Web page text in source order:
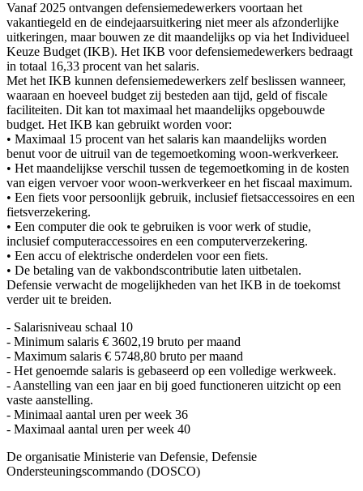
Vanaf 2025 ontvangen defensiemedewerkers voortaan het
vakantiegeld en de eindejaarsuitkering niet meer als afzonderlijke
uitkeringen, maar bouwen ze dit maandelijks op via het Individueel
Keuze Budget (IKB). Het IKB voor defensiemedewerkers bedraagt
in totaal 16,33 procent van het salaris.
Met het IKB kunnen defensiemedewerkers zelf beslissen wanneer,
waaraan en hoeveel budget zij besteden aan tijd, geld of fiscale
faciliteiten. Dit kan tot maximaal het maandelijks opgebouwde
budget. Het IKB kan gebruikt worden voor:
• Maximaal 15 procent van het salaris kan maandelijks worden
benut voor de uitruil van de tegemoetkoming woon-werkverkeer.
• Het maandelijkse verschil tussen de tegemoetkoming in de kosten
van eigen vervoer voor woon-werkverkeer en het fiscaal maximum.
• Een fiets voor persoonlijk gebruik, inclusief fietsaccessoires en een
fietsverzekering.
• Een computer die ook te gebruiken is voor werk of studie,
inclusief computeraccessoires en een computerverzekering.
• Een accu of elektrische onderdelen voor een fiets.
• De betaling van de vakbondscontributie laten uitbetalen.
Defensie verwacht de mogelijkheden van het IKB in de toekomst
verder uit te breiden.
- Salarisniveau schaal 10
- Minimum salaris € 3602,19 bruto per maand
- Maximum salaris € 5748,80 bruto per maand
- Het genoemde salaris is gebaseerd op een volledige werkweek.
- Aanstelling van een jaar en bij goed functioneren uitzicht op een
vaste aanstelling.
- Minimaal aantal uren per week 36
- Maximaal aantal uren per week 40
De organisatie Ministerie van Defensie, Defensie
Ondersteuningscommando (DOSCO)